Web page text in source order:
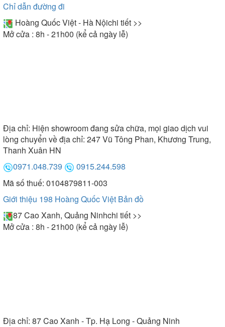
Chỉ dẫn đường đi
Hoàng Quốc Việt - Hà Nộichi tiết >>
Mở cửa : 8h - 21h00 (kể cả ngày lễ)
Địa chỉ: Hiện showroom đang sửa chữa, mọi giao dịch vui
lòng chuyển về địa chỉ: 247 Vũ Tông Phan, Khương Trung,
Thanh Xuân HN
0971.048.739
0915.244.598
Mã số thuế: 0104879811-003
Giới thiệu 198 Hoàng Quốc Việt Bản đồ
87 Cao Xanh, Quảng Ninhchi tiết >>
Mở cửa : 8h - 21h00 (kể cả ngày lễ)
Địa chỉ: 87 Cao Xanh - Tp. Hạ Long - Quảng Ninh